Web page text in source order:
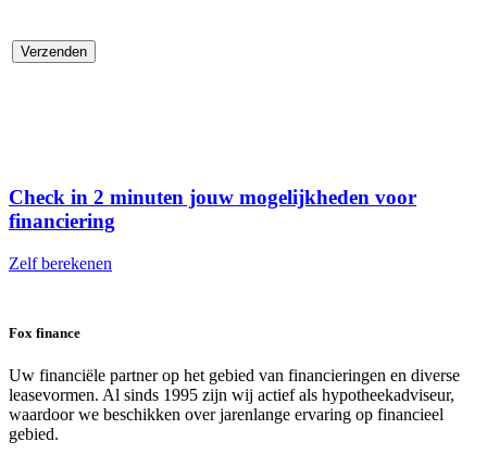
Check in 2 minuten jouw mogelijkheden voor
financiering
Zelf berekenen
Fox finance
Uw financiële partner op het gebied van financieringen en diverse
leasevormen. Al sinds 1995 zijn wij actief als hypotheekadviseur,
waardoor we beschikken over jarenlange ervaring op financieel
gebied.